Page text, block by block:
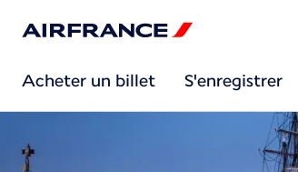
Acheter un billet S'enregistrer